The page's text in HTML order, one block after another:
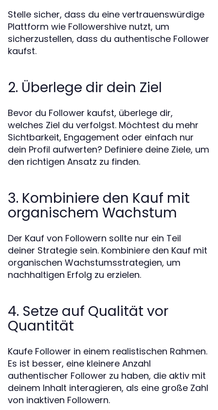
Stelle sicher, dass du eine vertrauenswürdige
Plattform wie Followershive nutzt, um
sicherzustellen, dass du authentische Follower
kaufst.
2. Überlege dir dein Ziel
Bevor du Follower kaufst, überlege dir,
welches Ziel du verfolgst. Möchtest du mehr
Sichtbarkeit, Engagement oder einfach nur
dein Profil aufwerten? Definiere deine Ziele, um
den richtigen Ansatz zu finden.
3. Kombiniere den Kauf mit
organischem Wachstum
Der Kauf von Followern sollte nur ein Teil
deiner Strategie sein. Kombiniere den Kauf mit
organischen Wachstumsstrategien, um
nachhaltigen Erfolg zu erzielen.
4. Setze auf Qualität vor
Quantität
Kaufe Follower in einem realistischen Rahmen.
Es ist besser, eine kleinere Anzahl
authentischer Follower zu haben, die aktiv mit
deinem Inhalt interagieren, als eine große Zahl
von inaktiven Followern.